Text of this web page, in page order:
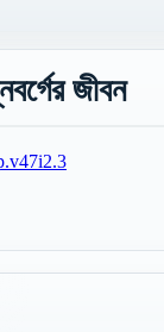
জীবন